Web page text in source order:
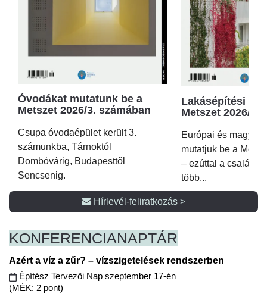
Óvodákat mutatunk be a
Metszet 2026/3. számában
Csupa óvodaépület került 3.
számunkba, Tárnoktól
Dombóvárig, Budapesttől
Sencsenig.
Lakásépítési
Metszet 2026/2.
Európai és magyar
mutatjuk be a
– ezúttal a családi
több...
Hírlevél-feliratkozás >
KONFERENCIANAPTÁR
Azért a víz a zűr? – vízszigetelések rendszerben
Építész Tervezői Nap szeptember 17-én
(MÉK: 2 pont)